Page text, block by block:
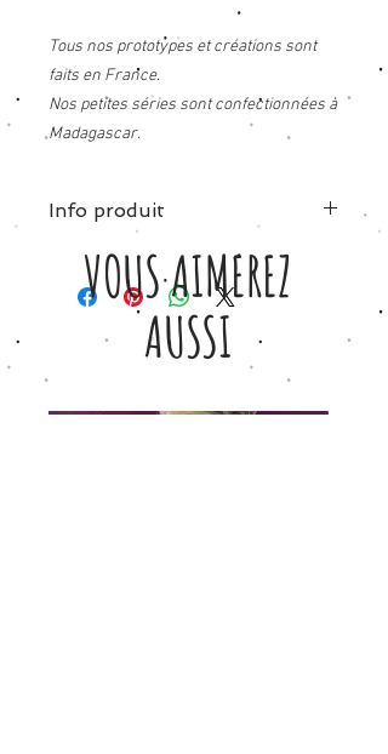
Tous nos prototypes et créations sont
faits en France.
Nos petites séries sont confectionnées à
Madagascar.
Info produit
Tissu coton vert olive - 100% coton
Taille S: 36/38 (Poitrine: 50cm - hauteur:
Taille M: 38/40 (Poitrine: 52cm - hauteur:
Taille L/XL: 42+ ( Poitrine: 55cm -
VOUS AIMEREZ
AUSSI